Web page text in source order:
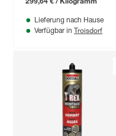
Lieferung nach Hause
Verfügbar in Troisdorf